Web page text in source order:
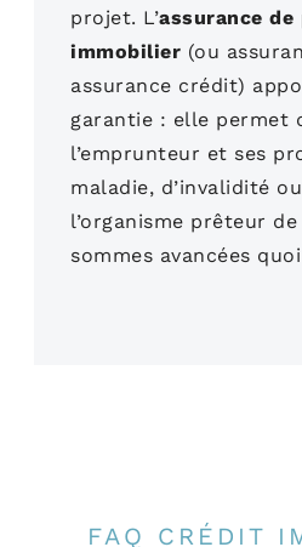
projet. L’assurance de
immobilier (ou
assurance crédit)
garantie : elle permet
l’emprunteur et ses
maladie, d’invalidité
l’organisme prêteur
sommes avancées
FAQ CRÉDIT